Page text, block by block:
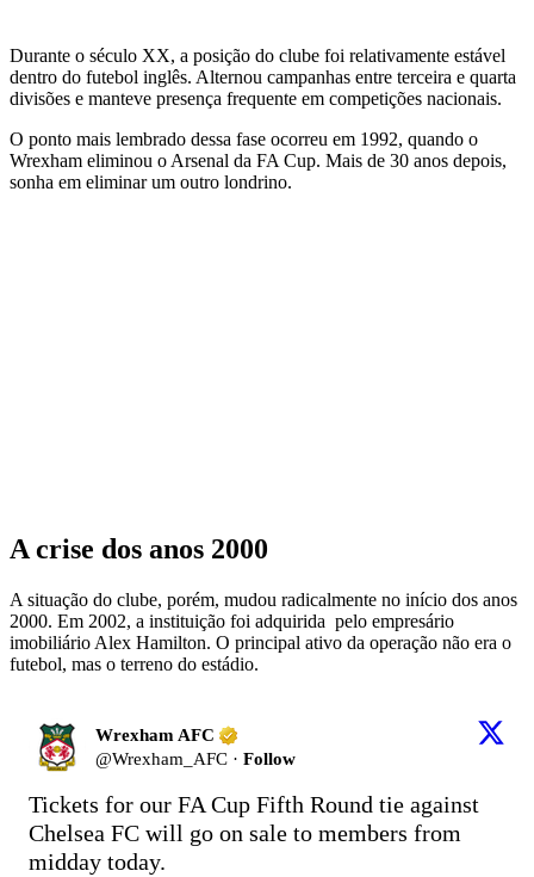
Durante o século XX, a posição do clube foi relativamente estável
dentro do futebol inglês. Alternou campanhas entre terceira e quarta
divisões e manteve presença frequente em competições nacionais.
O ponto mais lembrado dessa fase ocorreu em 1992, quando o
Wrexham eliminou o Arsenal da FA Cup. Mais de 30 anos depois,
sonha em eliminar um outro londrino.
A crise dos anos 2000
A situação do clube, porém, mudou radicalmente no início dos anos
2000. Em 2002, a instituição foi adquirida pelo empresário
imobiliário Alex Hamilton. O principal ativo da operação não era o
futebol, mas o terreno do estádio.
Wrexham AFC
@Wrexham_AFC · Follow
Tickets for our FA Cup Fifth Round tie against
Chelsea FC will go on sale to members from
midday today.